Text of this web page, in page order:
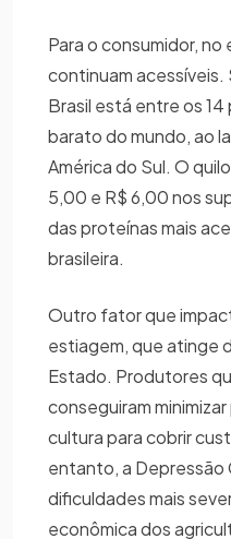
Para o consumidor,
continuam acessíveis.
Brasil está entre os 14
barato do mundo, ao
América do Sul. O
5,00 e R$ 6,00 nos
das proteínas mais
brasileira.
Outro fator que
estiagem, que atinge
Estado. Produtores
conseguiram
cultura para cobrir
entanto, a
dificuldades mais
econômica dos